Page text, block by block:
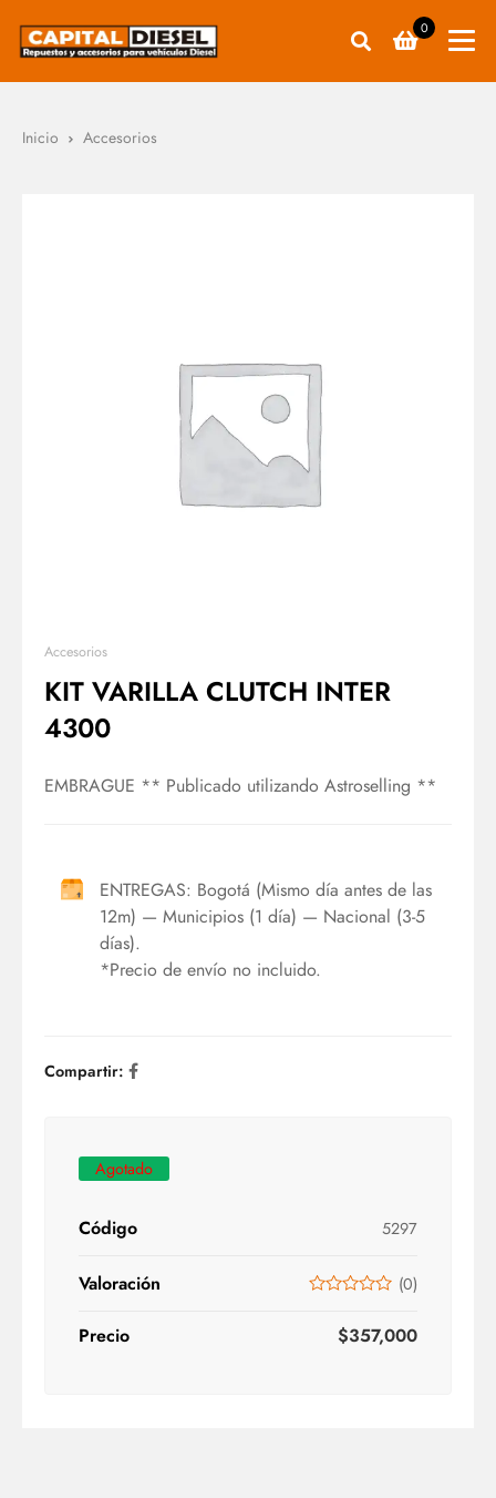
0
Inicio Accesorios
Accesorios
KIT VARILLA CLUTCH INTER
4300
EMBRAGUE ** Publicado utilizando Astroselling **
ENTREGAS: Bogotá (Mismo día antes de las
12m) — Municipios (1 día) — Nacional (3-5
días).
*Precio de envío no incluido.
Compartir:
Agotado
Código 5297
Valoración (0)
Precio $357,000